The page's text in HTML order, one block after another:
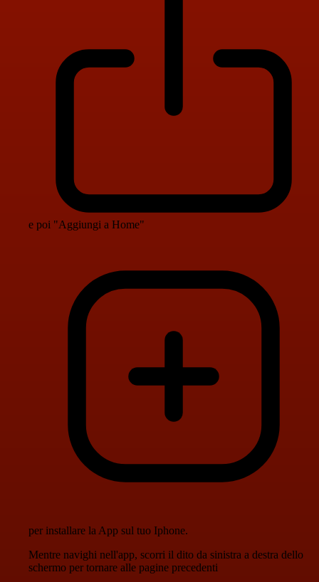
e poi "Aggiungi a Home"
per installare la App sul tuo Iphone.
Mentre navighi nell'app, scorri il dito da sinistra a destra dello
schermo per tornare alle pagine precedenti